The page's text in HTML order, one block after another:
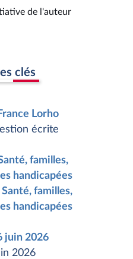
de l'auteur
clés
Lorho
écrite
familles,
handicapées
Santé, familles,
handicapées
juin 2026
2026